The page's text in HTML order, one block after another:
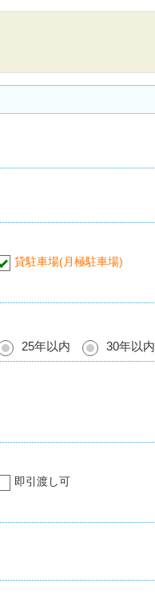
貸駐車場(月極駐車場)
25年以内 30年以内
即引渡し可